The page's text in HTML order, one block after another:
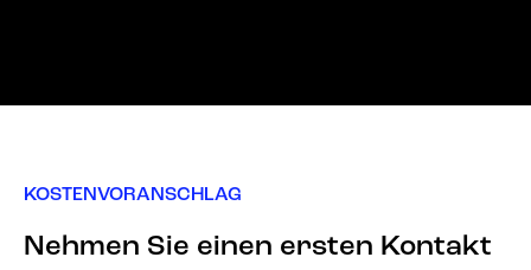
KOSTENVORANSCHLAG
Nehmen Sie einen ersten Kontakt